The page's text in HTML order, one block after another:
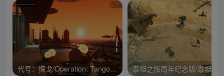
代号：探戈/Operation: Tango/支持网络联机